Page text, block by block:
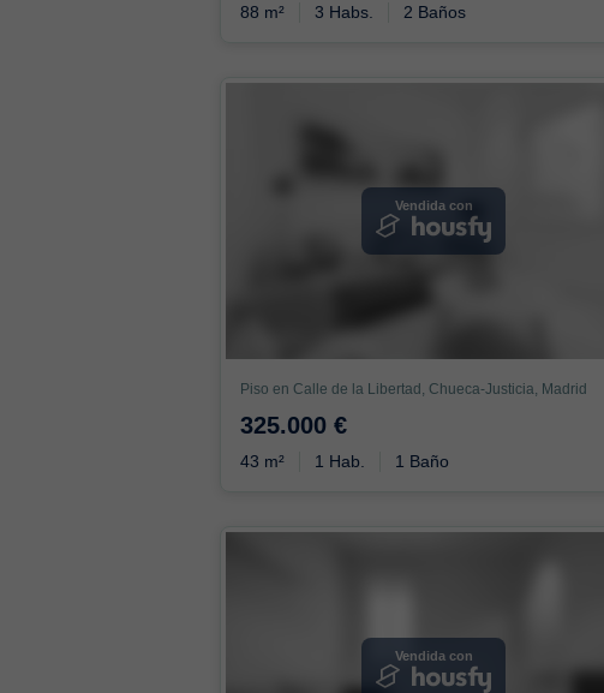
88 m² 3 Habs. 2 Baños
Vendida con
Piso en Calle de la Libertad, Chueca-Justicia, Madrid
325.000 €
43 m² 1 Hab. 1 Baño
Vendida con